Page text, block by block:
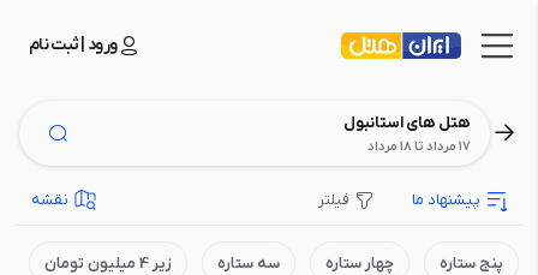
ورود | ثبت نام
هتل های استانبول
17 مرداد تا 18 مرداد
پیشنهاد ما فیلتر نقشه
پنج ستاره چهار ستاره سه ستاره زیر 4 میلیون تومان